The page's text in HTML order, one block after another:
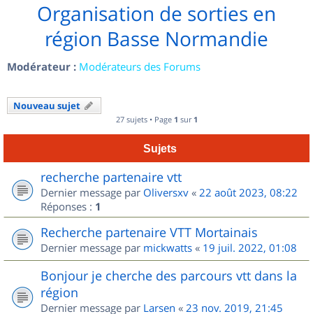
Organisation de sorties en
région Basse Normandie
Modérateur : Modérateurs des Forums
Nouveau sujet
27 sujets • Page 1 sur 1
Sujets
recherche partenaire vtt
Dernier message par Oliversxv « 22 août 2023, 08:22
Réponses : 1
Recherche partenaire VTT Mortainais
Dernier message par mickwatts « 19 juil. 2022, 01:08
Bonjour je cherche des parcours vtt dans la
région
Dernier message par Larsen « 23 nov. 2019, 21:45